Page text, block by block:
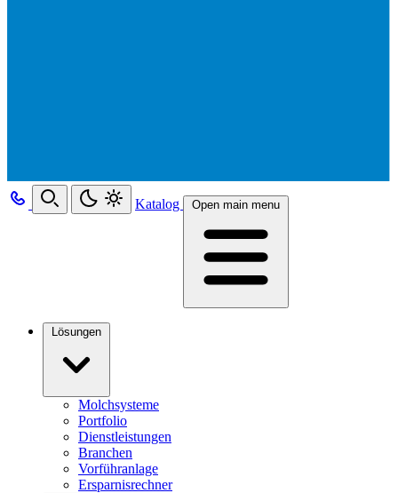
Katalog Open main menu
Lösungen
Molchsysteme
Portfolio
Dienstleistungen
Branchen
Vorführanlage
Ersparnisrechner